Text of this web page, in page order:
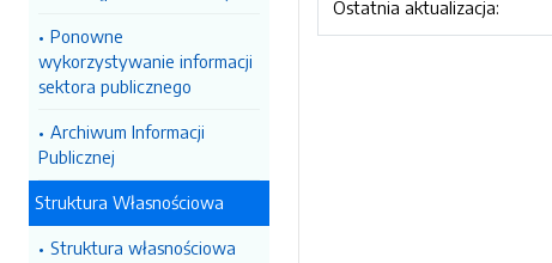
Ponowne
wykorzystywanie informacji
sektora publicznego
Archiwum Informacji
Publicznej
Struktura Własnościowa
Struktura własnościowa
Ostatnia aktualizacja: